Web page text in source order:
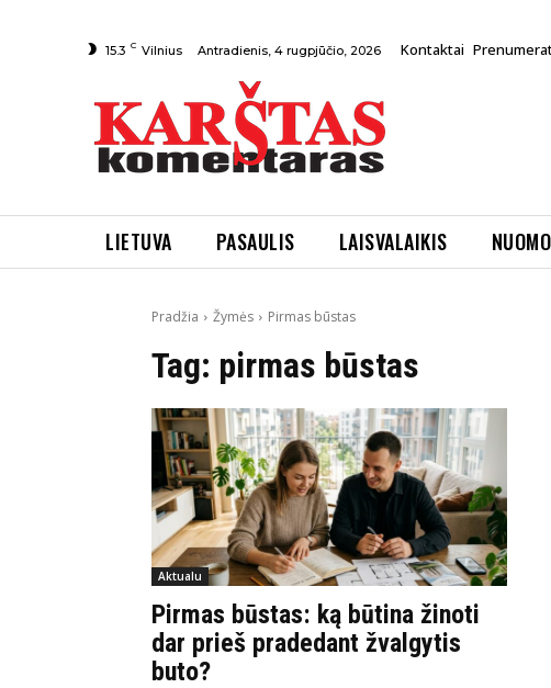
15.3 C Vilnius Antradienis, 4 rugpjūčio, 2026 Kontaktai
LIETUVA PASAULIS LAISVALAIKIS
Pradžia Žymės Pirmas būstas
Tag: pirmas būstas
Aktualu
Pirmas būstas: ką būtina žinoti
dar prieš pradedant žvalgytis
buto?